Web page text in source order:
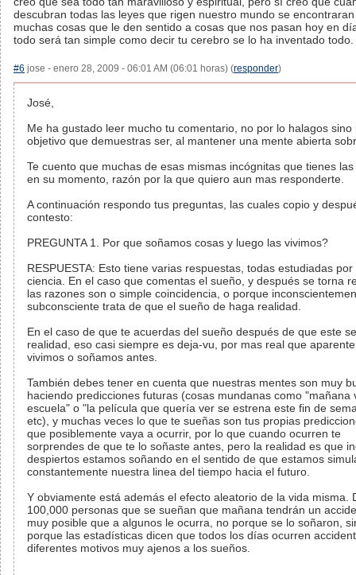
descubran todas las leyes que rigen nuestro mundo se encontraran
muchas cosas que le den sentido a cosas que nos pasan hoy en
todo será tan simple como decir tu cerebro se lo ha inventado todo.
#6 jose - enero 28, 2009 - 06:01 AM (06:01 horas) (responder)
José,
Me ha gustado leer mucho tu comentario, no por lo halagos sino
objetivo que demuestras ser, al mantener una mente abierta
Te cuento que muchas de esas mismas incógnitas que tienes
en su momento, razón por la que quiero aun mas responderte.
A continuación respondo tus preguntas, las cuales copio y
contesto:
PREGUNTA 1. Por que soñamos cosas y luego las vivimos?
RESPUESTA: Esto tiene varias respuestas, todas estudiadas por
ciencia. En el caso que comentas el sueño, y después se torna
las razones son o simple coincidencia, o porque
subconsciente trata de que el sueño de haga realidad.
En el caso de que te acuerdas del sueño después de que este
realidad, eso casi siempre es deja-vu, por mas real que
vivimos o soñamos antes.
También debes tener en cuenta que nuestras mentes son muy
haciendo predicciones futuras (cosas mundanas como "mañana
escuela" o "la película que quería ver se estrena este fin de
etc), y muchas veces lo que te sueñas son tus propias
que posiblemente vaya a ocurrir, por lo que cuando ocurren te
sorprendes de que te lo soñaste antes, pero la realidad es que
despiertos estamos soñando en el sentido de que estamos
constantemente nuestra linea del tiempo hacia el futuro.
Y obviamente está además el efecto aleatorio de la vida misma.
100,000 personas que se sueñan que mañana tendrán un
muy posible que a algunos le ocurra, no porque se lo soñaron,
porque las estadísticas dicen que todos los días ocurren
diferentes motivos muy ajenos a los sueños.